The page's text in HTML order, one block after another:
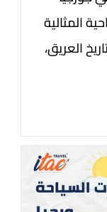
المثالية
العريق،